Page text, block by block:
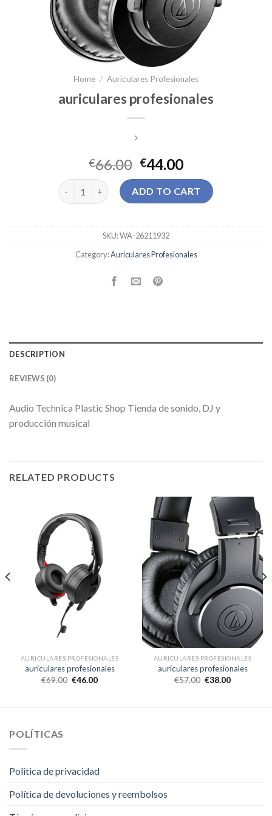
Home / Auriculares Profesionales
auriculares profesionales
€66.00 €44.00
auriculares profesionales quantity
ADD TO CART
SKU:WA-26211932
Category:Auriculares Profesionales
DESCRIPTION
REVIEWS (0)
Audio Technica Plastic Shop Tienda de sonido, DJ y
producción musical
RELATED PRODUCTS
AURICULARES PROFESIONALES
auriculares profesionales
€69.00 €46.00
AURICULARES PROFESIONALES
auriculares profesionales
€57.00 €38.00
POLÍTICAS
Politica de privacidad
Política de devoluciones y reembolsos